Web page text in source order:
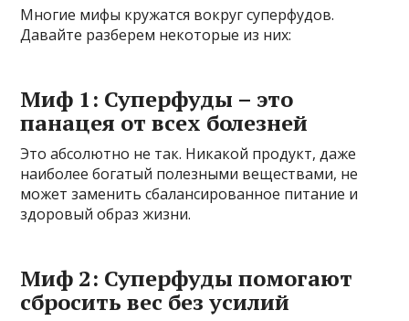
Многие мифы кружатся вокруг суперфудов.
Давайте разберем некоторые из них:
Миф 1: Суперфуды – это
панацея от всех болезней
Это абсолютно не так. Никакой продукт, даже
наиболее богатый полезными веществами, не
может заменить сбалансированное питание и
здоровый образ жизни.
Миф 2: Суперфуды помогают
сбросить вес без усилий